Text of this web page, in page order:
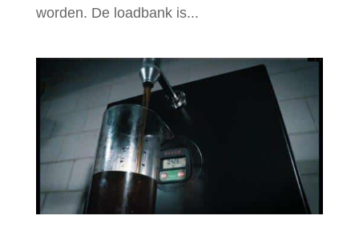
worden. De loadbank is...